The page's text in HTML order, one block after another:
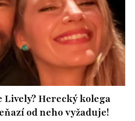
Lively? Herecký kolega
od neho vyžaduje!